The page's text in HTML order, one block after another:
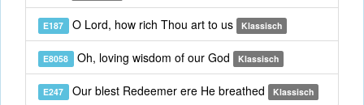
E187 O Lord, how rich Thou art to us Klassisch
E8058 Oh, loving wisdom of our God Klassisch
E247 Our blest Redeemer ere He breathed Klassisch